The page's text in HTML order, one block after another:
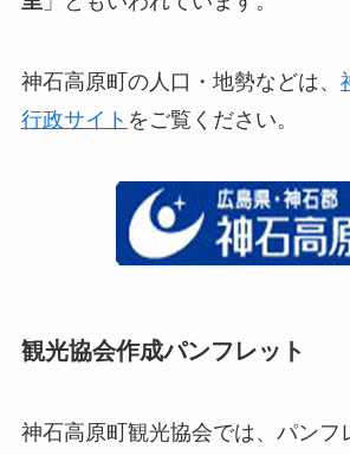
神石高原町の人口・地勢などは、
行政サイト をご覧ください。
観光協会作成パンフレット
神石高原町観光協会では、パンフ